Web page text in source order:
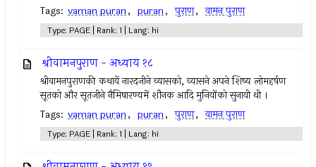
Tags: vaman puran, puran, पुराण, वामन पुराण
Type: PAGE | Rank: 1 | Lang: hi
श्रीवामनपुराण - अध्याय १८
श्रीवामनपुराणकी कथायें नारदजीने व्यासको, व्यासने अपने शिष्य लोमहर्षण
सूतको और सूतजीने नैमिषारण्यमें शौनक आदि मुनियोंको सुनायी थी ।
Tags: vaman puran, puran, पुराण, वामन पुराण
Type: PAGE | Rank: 1 | Lang: hi